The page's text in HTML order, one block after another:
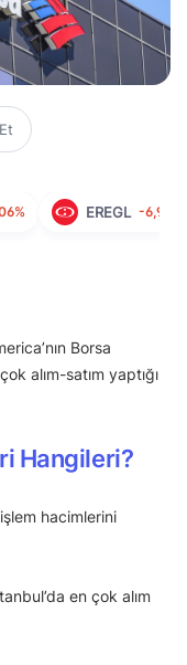
EREGL -6,93%
Borsa
alım-satım yaptığı
Hangileri?
işlem hacimlerini
en çok alım